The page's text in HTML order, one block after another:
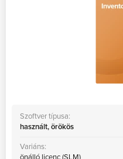
Szoftver típusa:
használt, örökös
Variáns: